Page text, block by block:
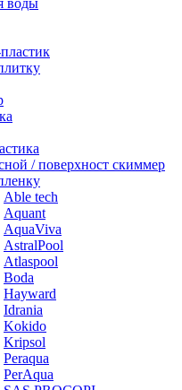
/ поверхност скиммер
Able tech
Aquant
AquaViva
AstralPool
Atlaspool
Boda
Hayward
Idrania
Kokido
Kripsol
Peraqua
PerAqua